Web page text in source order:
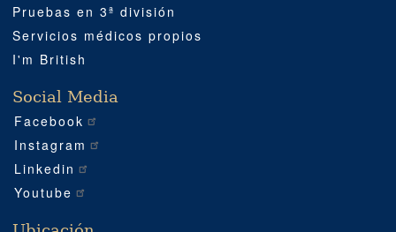
Pruebas en 3ª división
Servicios médicos propios
I'm British
Social Media
Facebook
Instagram
Linkedin
Youtube